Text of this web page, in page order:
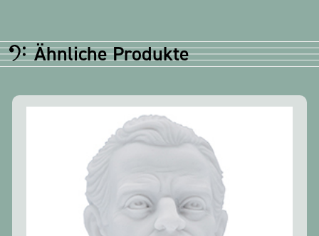
Ähnliche Produkte